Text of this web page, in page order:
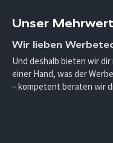
Unser Mehrwert
Wir lieben
Und deshalb bieten wir dir
einer Hand, was der
– kompetent beraten wir